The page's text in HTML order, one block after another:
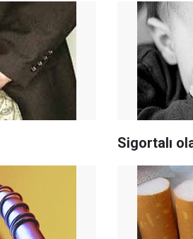
Sigortalı